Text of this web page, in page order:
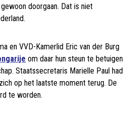
doorgaan. Dat is niet
en VVD-Kamerlid Eric van der Burg
om daar hun steun te betuigen
Staatssecretaris Marielle Paul had
op het laatste moment terug. De
te worden.